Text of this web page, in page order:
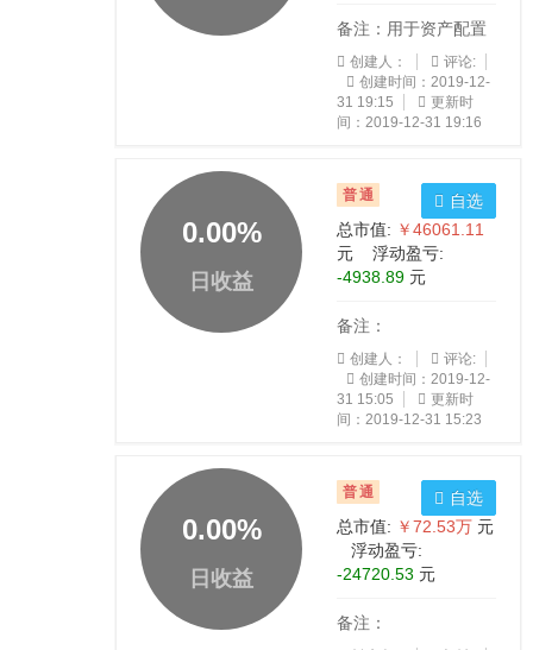
备注：用于资产配置
创建人：
评论:
创建时间：2019-12-
31 19:15
更新时
间：2019-12-31 19:16
0.00%
日收益
普通
总市值: ￥46061.11
元 浮动盈亏:
-4938.89 元
备注：
创建人：
评论:
创建时间：2019-12-
31 15:05
更新时
间：2019-12-31 15:23
自选
0.00%
日收益
普通
总市值: ￥72.53万 元
浮动盈亏:
-24720.53 元
备注：
自选